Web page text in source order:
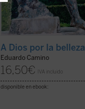
A Dios por la belleza
Eduardo Camino
16,50€ IVA incluido
disponible en ebook: